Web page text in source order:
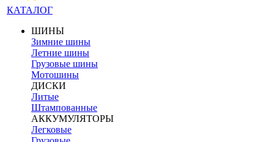
КАТАЛОГ
ШИНЫ
Зимние шины
Летние шины
Грузовые шины
Мотошины
ДИСКИ
Литые
Штампованные
АККУМУЛЯТОРЫ
Легковые